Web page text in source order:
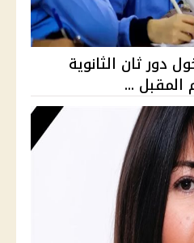
دخول دور ثان الثانوية
المقبل ...